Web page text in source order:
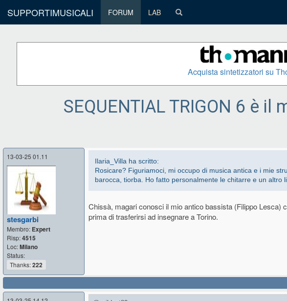
SUPPORTIMUSICALI FORUM LAB
Acquista sintetizzatori su
SEQUENTIAL TRIGON 6 è il
13-03-25 01.11
stesgarbi
Membro: Expert
Risp:4515
Loc:Milano
Status:
Thanks:222
Ilaria_Villa ha scritto:
Rosicare? Figuriamoci, mi occupo di musica antica e i mie
barocca, tiorba. Ho fatto personalmente le chitarre e un altro
Chissà, magari conosci il mio antico bassista (Filippo Lesca)
prima di trasferirsi ad insegnare a Torino.